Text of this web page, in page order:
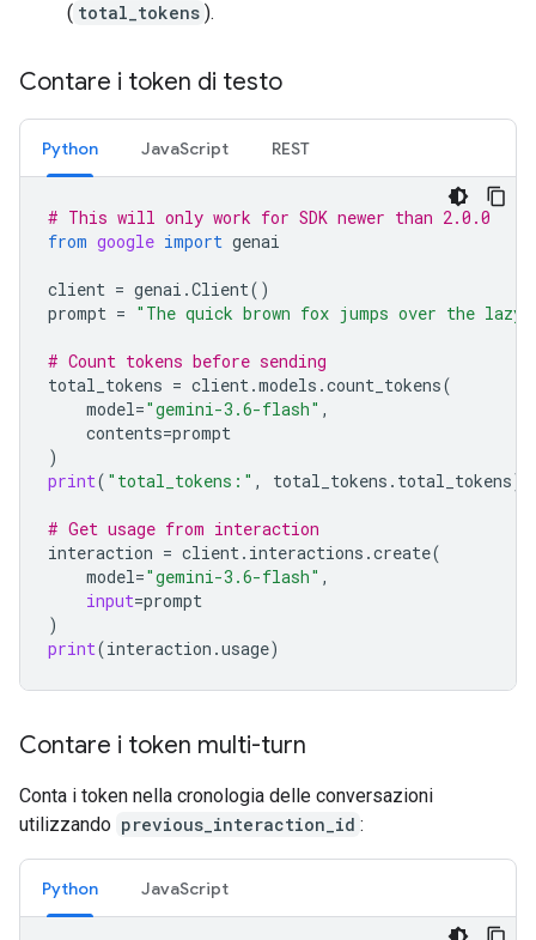
( total_tokens ).
Contare i token di testo
Python JavaScript REST
# This will only work for SDK newer than 2.0.0
from google import genai
client = genai .Client()
prompt = "The quick brown fox jumps over the lazy
# Count tokens before sending
total_tokens = client.models .count_tokens(
model="gemini-3.6-flash" ,
contents=prompt
)
print( "total_tokens:" , total_tokens . total_tokens)
# Get usage from interaction
interaction = client. interactions .create(
model="gemini-3.6-flash" ,
input=prompt
)
print(interaction .usage)
Contare i token multi-turn
Conta i token nella cronologia delle conversazioni
utilizzando previous_interaction_id :
Python JavaScript